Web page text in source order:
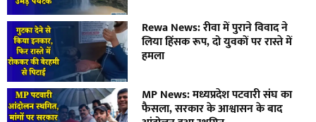
Rewa News: रीवा में पुराने विवाद ने
लिया हिंसक रूप, दो युवकों पर रास्ते में
हमला
MP News: मध्यप्रदेश पटवारी संघ का
फैसला, सरकार के आश्वासन के बाद